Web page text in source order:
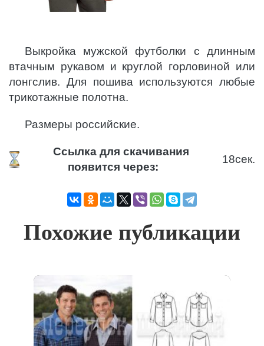
Выкройка мужской футболки с длинным
втачным рукавом и круглой горловиной или
лонгслив. Для пошива используются любые
трикотажные полотна.
Размеры российские.
Ссылка для скачивания
появится через:
18сек.
Похожие публикации